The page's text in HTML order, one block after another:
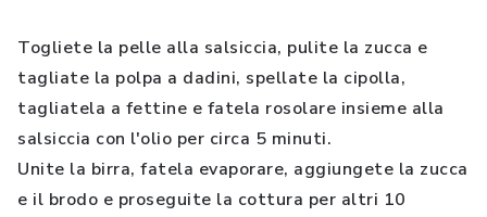
Togliete la pelle alla salsiccia, pulite la zucca e
tagliate la polpa a dadini, spellate la cipolla,
tagliatela a fettine e fatela rosolare insieme alla
salsiccia con l'olio per circa 5 minuti.
Unite la birra, fatela evaporare, aggiungete la zucca
e il brodo e proseguite la cottura per altri 10